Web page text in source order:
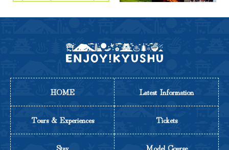
HOME Latest Information
Tours & Experiences Tickets
Stay Model Course